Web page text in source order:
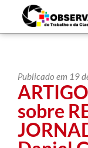
Publicado em 19
sobre